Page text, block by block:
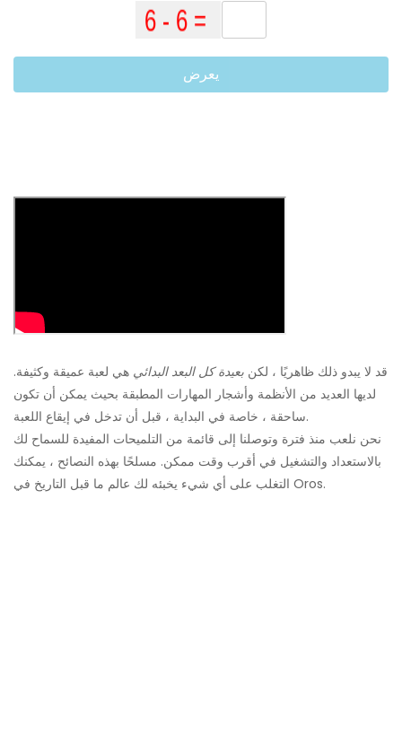
يعرض
قد لا يبدو ذلك ظاهريًا ، لكن بعيدة كل البعد البدائي هي لعبة عميقة وكثيفة.
لديها العديد من الأنظمة وأشجار المهارات المطبقة بحيث يمكن أن تكون
ساحقة ، خاصة في البداية ، قبل أن تدخل في إيقاع اللعبة.
نحن نلعب منذ فترة وتوصلنا إلى قائمة من التلميحات المفيدة للسماح لك
بالاستعداد والتشغيل في أقرب وقت ممكن. مسلحًا بهذه النصائح ، يمكنك
التغلب على أي شيء يخبئه لك عالم ما قبل التاريخ في Oros.